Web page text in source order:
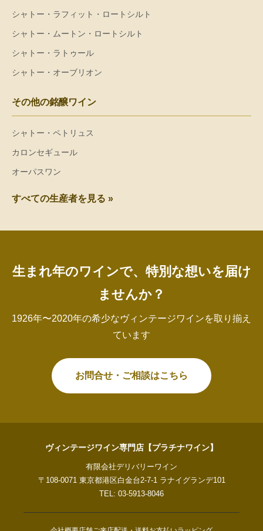
シャトー・ラフィット・ロートシルト
シャトー・ムートン・ロートシルト
シャトー・ラトゥール
シャトー・オーブリオン
その他の銘醸ワイン
シャトー・ペトリュス
カロンセギュール
オーパスワン
すべての生産者を見る »
生まれ年のワインで、特別な想いを届け
ませんか？
1926年〜2020年の希少なヴィンテージワインを取り揃え
ています
お問合せ・ご相談はこちら
ヴィンテージワイン専門店【プラチナワイン】
有限会社デリバリーワイン
〒108-0071 東京都港区白金台2-7-1 ラナイグランデ101
TEL: 03-5913-8046